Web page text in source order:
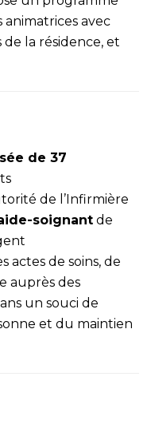
animatrices avec
de la résidence, et
de 37
de l’Infirmière
soignant de
actes de soins, de
auprès des
un souci de
et du maintien